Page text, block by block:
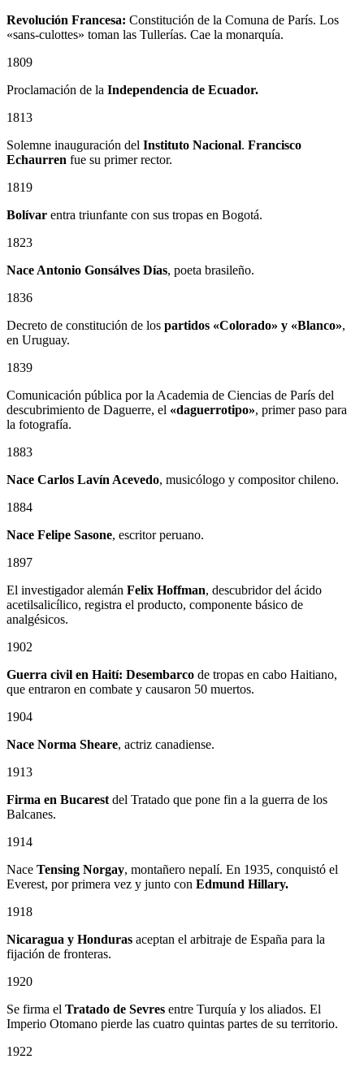
Revolución Francesa: Constitución de la Comuna de París. Los
«sans-culottes» toman las Tullerías. Cae la monarquía.
1809
Proclamación de la Independencia de Ecuador.
1813
Solemne inauguración del Instituto Nacional. Francisco
Echaurren fue su primer rector.
1819
Bolívar entra triunfante con sus tropas en Bogotá.
1823
Nace Antonio Gonsálves Días, poeta brasileño.
1836
Decreto de constitución de los partidos «Colorado» y «Blanco»,
en Uruguay.
1839
Comunicación pública por la Academia de Ciencias de París del
descubrimiento de Daguerre, el «daguerrotipo», primer paso para
la fotografía.
1883
Nace Carlos Lavín Acevedo, musicólogo y compositor chileno.
1884
Nace Felipe Sasone, escritor peruano.
1897
El investigador alemán Felix Hoffman, descubridor del ácido
acetilsalicílico, registra el producto, componente básico de
analgésicos.
1902
Guerra civil en Haití: Desembarco de tropas en cabo Haitiano,
que entraron en combate y causaron 50 muertos.
1904
Nace Norma Sheare, actriz canadiense.
1913
Firma en Bucarest del Tratado que pone fin a la guerra de los
Balcanes.
1914
Nace Tensing Norgay, montañero nepalí. En 1935, conquistó el
Everest, por primera vez y junto con Edmund Hillary.
1918
Nicaragua y Honduras aceptan el arbitraje de España para la
fijación de fronteras.
1920
Se firma el Tratado de Sevres entre Turquía y los aliados. El
Imperio Otomano pierde las cuatro quintas partes de su territorio.
1922